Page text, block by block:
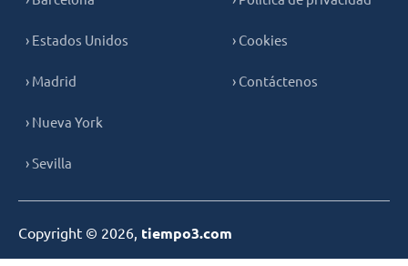
› Estados Unidos
› Madrid
› Nueva York
› Sevilla
› Cookies
› Contáctenos
Copyright © 2026, tiempo3.com